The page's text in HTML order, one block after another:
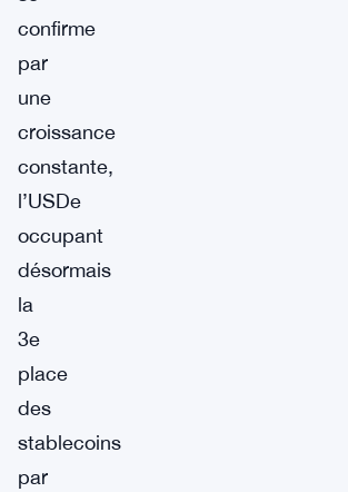
confirme
par
une
croissance
constante,
l’USDe
occupant
désormais
la
3e
place
des
stablecoins
par